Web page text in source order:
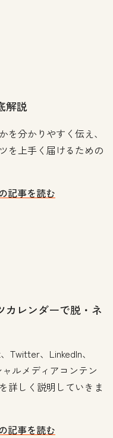
解説
を分かりやすく伝え、
を上手く届けるための
記事を読む
カレンダーで脱・ネ
Twitter、LinkedIn、
ルメディアコンテン
詳しく説明していきま
記事を読む